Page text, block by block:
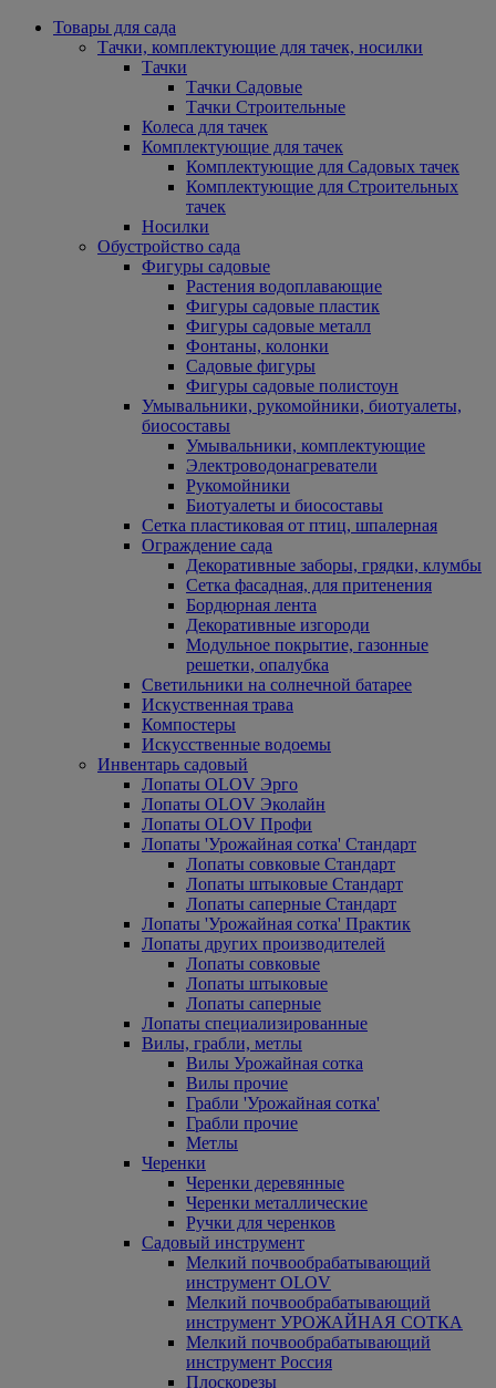
Товары для сада
Тачки, комплектующие для тачек, носилки
Тачки
Тачки Садовые
Тачки Строительные
Колеса для тачек
Комплектующие для тачек
Комплектующие для Садовых тачек
Комплектующие для Строительных
тачек
Носилки
Обустройство сада
Фигуры садовые
Растения водоплавающие
Фигуры садовые пластик
Фигуры садовые металл
Фонтаны, колонки
Садовые фигуры
Фигуры садовые полистоун
Умывальники, рукомойники, биотуалеты,
биосоставы
Умывальники, комплектующие
Электроводонагреватели
Рукомойники
Биотуалеты и биосоставы
Сетка пластиковая от птиц, шпалерная
Ограждение сада
Декоративные заборы, грядки, клумбы
Сетка фасадная, для притенения
Бордюрная лента
Декоративные изгороди
Модульное покрытие, газонные
решетки, опалубка
Светильники на солнечной батарее
Искуственная трава
Компостеры
Искусственные водоемы
Инвентарь садовый
Лопаты OLOV Эрго
Лопаты OLOV Эколайн
Лопаты OLOV Профи
Лопаты 'Урожайная сотка' Стандарт
Лопаты совковые Стандарт
Лопаты штыковые Стандарт
Лопаты саперные Стандарт
Лопаты 'Урожайная сотка' Практик
Лопаты других производителей
Лопаты совковые
Лопаты штыковые
Лопаты саперные
Лопаты специализированные
Вилы, грабли, метлы
Вилы Урожайная сотка
Вилы прочие
Грабли 'Урожайная сотка'
Грабли прочие
Метлы
Черенки
Черенки деревянные
Черенки металлические
Ручки для черенков
Садовый инструмент
Мелкий почвообрабатывающий
инструмент OLOV
Мелкий почвообрабатывающий
инструмент УРОЖАЙНАЯ СОТКА
Мелкий почвообрабатывающий
инструмент Россия
Плоскорезы